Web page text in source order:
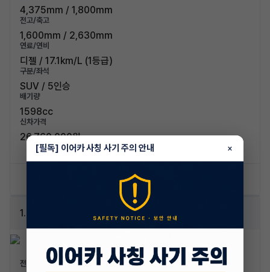
4,375mm / 1,800mm
전고/축고
1,600mm / 2,630mm
연료/연비
디젤 / 17.1km/L (1등급)
구분/좌석
SUV / 5인승
배기량
1598cc
신차가격
26,760,000원
1.6 디젤 4WD 시그니처
전장/전폭
[필독] 이어카 사칭 사기 주의 안내 ×